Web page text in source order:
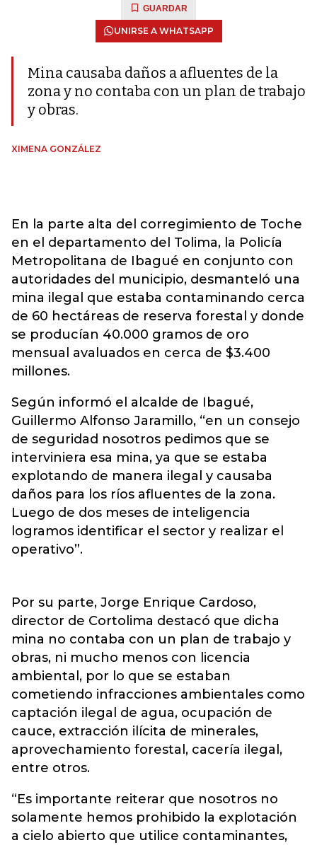
GUARDAR
UNIRSE A WHATSAPP
Mina causaba daños a afluentes de la
zona y no contaba con un plan de trabajo
y obras.
XIMENA GONZÁLEZ
En la parte alta del corregimiento de Toche
en el departamento del Tolima, la Policía
Metropolitana de Ibagué en conjunto con
autoridades del municipio, desmanteló una
mina ilegal que estaba contaminando cerca
de 60 hectáreas de reserva forestal y donde
se producían 40.000 gramos de oro
mensual avaluados en cerca de $3.400
millones.
Según informó el alcalde de Ibagué,
Guillermo Alfonso Jaramillo, “en un consejo
de seguridad nosotros pedimos que se
interviniera esa mina, ya que se estaba
explotando de manera ilegal y causaba
daños para los ríos afluentes de la zona.
Luego de dos meses de inteligencia
logramos identificar el sector y realizar el
operativo”.
Por su parte, Jorge Enrique Cardoso,
director de Cortolima destacó que dicha
mina no contaba con un plan de trabajo y
obras, ni mucho menos con licencia
ambiental, por lo que se estaban
cometiendo infracciones ambientales como
captación ilegal de agua, ocupación de
cauce, extracción ilícita de minerales,
aprovechamiento forestal, cacería ilegal,
entre otros.
“Es importante reiterar que nosotros no
solamente hemos prohibido la explotación
a cielo abierto que utilice contaminantes,